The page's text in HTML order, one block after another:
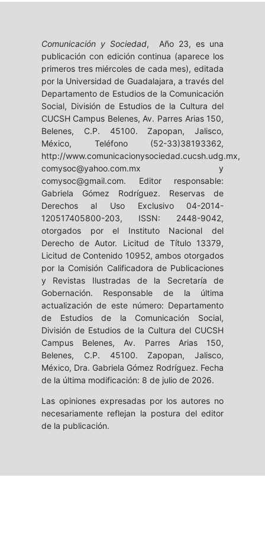
Comunicación y Sociedad, Año 23, es una
publicación con edición continua (aparece los
primeros tres miércoles de cada mes), editada
por la Universidad de Guadalajara, a través del
Departamento de Estudios de la Comunicación
Social, División de Estudios de la Cultura del
CUCSH Campus Belenes, Av. Parres Arias 150,
Belenes, C.P. 45100. Zapopan, Jalisco,
México, Teléfono (52-33)38193362,
http://www.comunicacionysociedad.cucsh.udg.mx,
comysoc@yahoo.com.mx y
comysoc@gmail.com. Editor responsable:
Gabriela Gómez Rodríguez. Reservas de
Derechos al Uso Exclusivo 04-2014-
120517405800-203, ISSN: 2448-9042,
otorgados por el Instituto Nacional del
Derecho de Autor. Licitud de Título 13379,
Licitud de Contenido 10952, ambos otorgados
por la Comisión Calificadora de Publicaciones
y Revistas Ilustradas de la Secretaría de
Gobernación. Responsable de la última
actualización de este número: Departamento
de Estudios de la Comunicación Social,
División de Estudios de la Cultura del CUCSH
Campus Belenes, Av. Parres Arias 150,
Belenes, C.P. 45100. Zapopan, Jalisco,
México, Dra. Gabriela Gómez Rodríguez. Fecha
de la última modificación: 8 de julio de 2026.
Las opiniones expresadas por los autores no
necesariamente reflejan la postura del editor
de la publicación.